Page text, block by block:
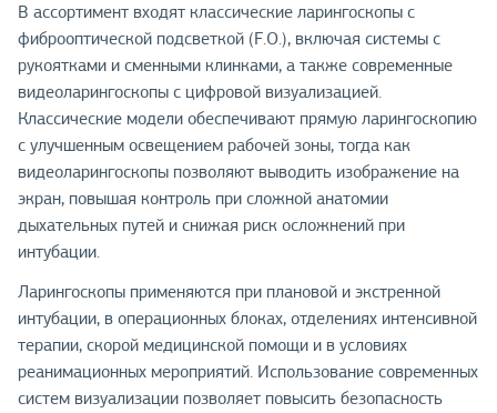
В ассортимент входят классические ларингоскопы с
фиброоптической подсветкой (F.O.), включая системы с
рукоятками и сменными клинками, а также современные
видеоларингоскопы с цифровой визуализацией.
Классические модели обеспечивают прямую ларингоскопию
с улучшенным освещением рабочей зоны, тогда как
видеоларингоскопы позволяют выводить изображение на
экран, повышая контроль при сложной анатомии
дыхательных путей и снижая риск осложнений при
интубации.
Ларингоскопы применяются при плановой и экстренной
интубации, в операционных блоках, отделениях интенсивной
терапии, скорой медицинской помощи и в условиях
реанимационных мероприятий. Использование современных
систем визуализации позволяет повысить безопасность